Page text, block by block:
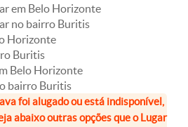
em Belo Horizonte
no bairro Buritis
Horizonte
Buritis
Belo Horizonte
bairro Buritis
foi alugado ou está indisponível,
abaixo outras opções que o Lugar